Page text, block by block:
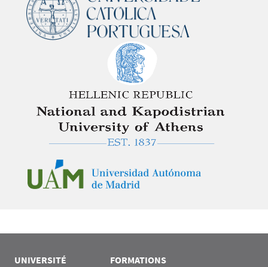
UNIVERSITÉ FORMATIONS